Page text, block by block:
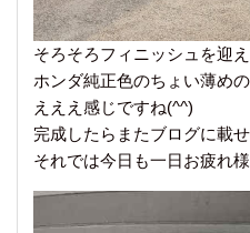
そろそろフィニッシュを迎
ホンダ純正色のちょい薄め
えええ感じですね(^^)
完成したらまたブログに載
それでは今日も一日お疲